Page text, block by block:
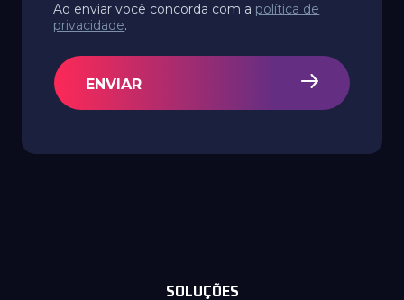
Ao enviar você concorda com a política de
privacidade.
ENVIAR
SOLUÇÕES